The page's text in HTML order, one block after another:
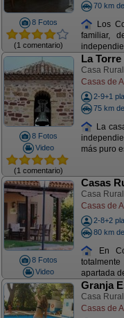
8 Fotos
(1 comentario)
70 km
Los
familiar,
8 Fotos
Video
(1 comentario)
La Torre
Casa
Casas de
2-9+1
75 km
La
más puro
8 Fotos
Video
Casas
Casa
Casas de
2-8+2
80 km
En
apartada
Granja
Casa
Casas de